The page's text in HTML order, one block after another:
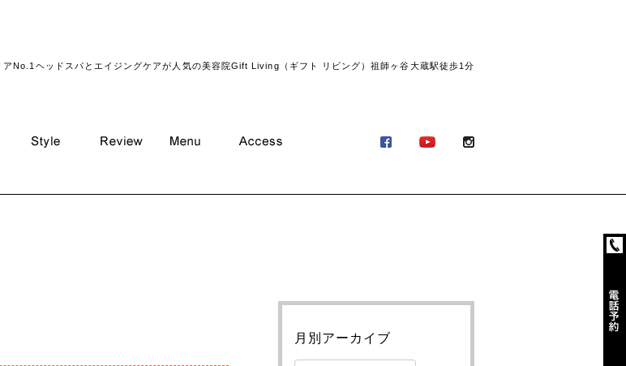
No.1ヘッドスパとエイジングケアが人気の美容院Gift Living（ギフト リビング）祖師ヶ谷大蔵駅徒歩1分
月別アーカイブ